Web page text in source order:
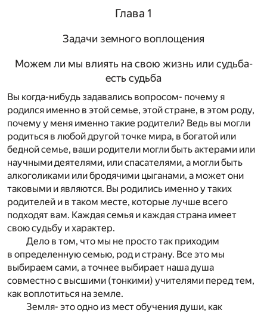
Глава 1
Задачи земного воплощения
Можем ли мы влиять на свою жизнь или судьба-
есть судьба
Вы когда-нибудь задавались вопросом- почему я
родился именно в этой семье, этой стране, в этом роду,
почему у меня именно такие родители? Ведь вы могли
родиться в любой другой точке мира, в богатой или
бедной семье, ваши родители могли быть актерами или
научными деятелями, или спасателями, а могли быть
алкоголиками или бродячими цыганами, а может они
таковыми и являются. Вы родились именно у таких
родителей и в таком месте, которые лучше всего
подходят вам. Каждая семья и каждая страна имеет
свою судьбу и характер.
Дело в том, что мы не просто так приходим
в определенную семью, род и страну. Все это мы
выбираем сами, а точнее выбирает наша душа
совместно с высшими (тонкими) учителями перед тем,
как воплотиться на земле.
Земля- это одно из мест обучения души, как